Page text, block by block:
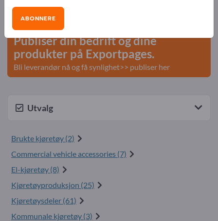
Behov – Tilbud – Brukte varer – Forretningskontakter >>
start her
Publiser din bedrift og dine
produkter på Exportpages.
Bli leverandør nå og få synlighet>> publiser her
Utvalg
Brukte kjøretøy (2)
Commercial vehicle accessories (7)
El-kjøretøy (8)
Kjøretøyproduksjon (25)
Kjøretøysdeler (61)
Kommunale kjøretøy (3)
ABONNERE